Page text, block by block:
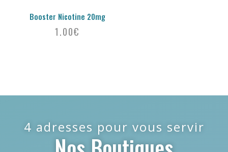
Booster Nicotine 20mg
1.00€
4 adresses pour vous servir